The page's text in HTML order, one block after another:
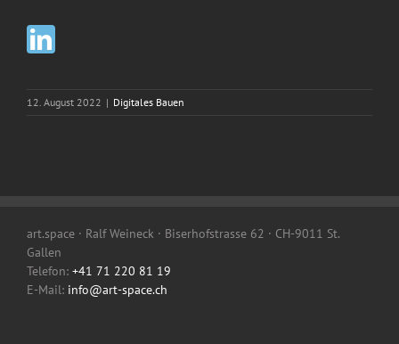
12. August 2022 | Digitales Bauen
art.space · Ralf Weineck · Biserhofstrasse 62 · CH-9011 St.
Gallen
Telefon: +41 71 220 81 19
E-Mail: info@art-space.ch